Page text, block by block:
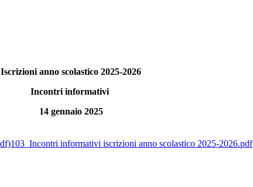
Iscrizioni anno scolastico 2025-2026
Incontri informativi
14 gennaio 2025
103_Incontri informativi iscrizioni anno scolastico 2025-2026.pdf